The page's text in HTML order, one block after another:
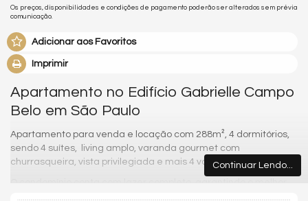
Os preços, disponibilidades e condições de pagamento poderão ser alterados sem prévia
comunicação.
Adicionar aos Favoritos
Imprimir
Apartamento no Edifício Gabrielle Campo
Belo em São Paulo
Apartamento para venda e locação com 288m², 4 dormitórios,
sendo 4 suítes, living amplo, varanda gourmet com
churrasqueira, vista privilegiada e mais 4 vagas de garagem.
O condomínio
conta com lazer completo, garantindo o melhor
Continuar Lendo...